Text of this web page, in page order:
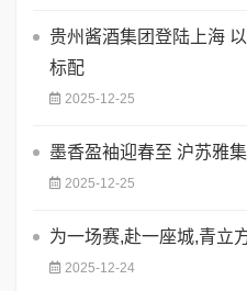
贵州酱酒集团登陆上海
标配
2025-12-25
墨香盈袖迎春至 沪苏雅
2025-12-25
为一场赛,赴一座城,青立
2025-12-24